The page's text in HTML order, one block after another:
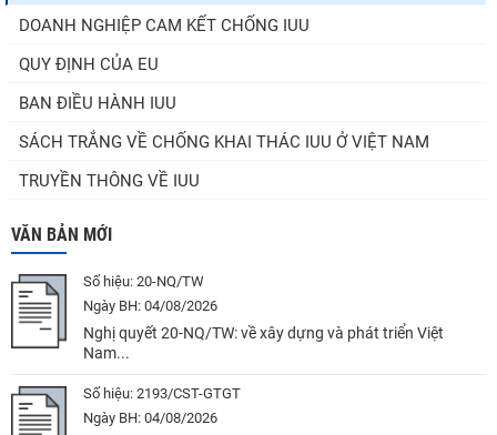
DOANH NGHIỆP CAM KẾT CHỐNG IUU
QUY ĐỊNH CỦA EU
BAN ĐIỀU HÀNH IUU
SÁCH TRẮNG VỀ CHỐNG KHAI THÁC IUU Ở VIỆT NAM
TRUYỀN THÔNG VỀ IUU
VĂN BẢN MỚI
Số hiệu: 20-NQ/TW
Ngày BH: 04/08/2026
Nghị quyết 20-NQ/TW: về xây dựng và phát triển Việt
Nam...
Số hiệu: 2193/CST-GTGT
Ngày BH: 04/08/2026